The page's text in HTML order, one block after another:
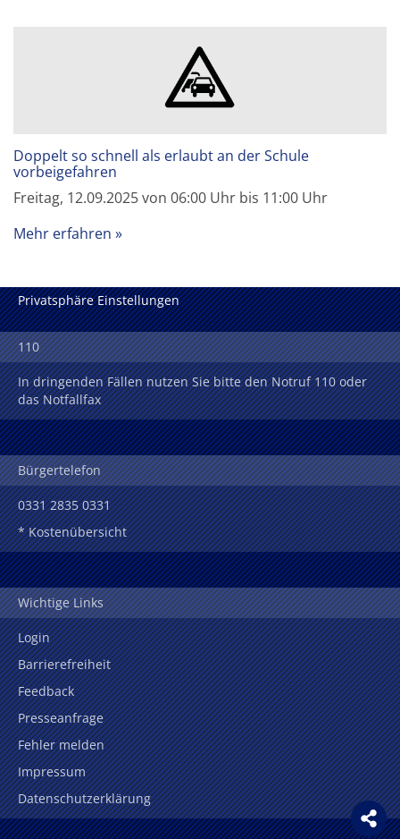
Doppelt so schnell als erlaubt an der Schule
vorbeigefahren
Freitag, 12.09.2025 von 06:00 Uhr bis 11:00 Uhr
Mehr erfahren
Privatsphäre Einstellungen
110
In dringenden Fällen nutzen Sie bitte den Notruf 110 oder
das Notfallfax
Bürgertelefon
0331 2835 0331
* Kostenübersicht
Wichtige Links
Login
Barrierefreiheit
Feedback
Presseanfrage
Fehler melden
Impressum
Datenschutzerklärung